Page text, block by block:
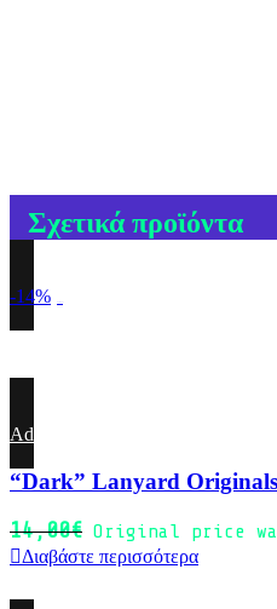
Σχετικά προϊόντα
-14%
Add to wishlist
“Dark” Lanyard Originals
14,00€ Original price
Διαβάστε περισσότερα